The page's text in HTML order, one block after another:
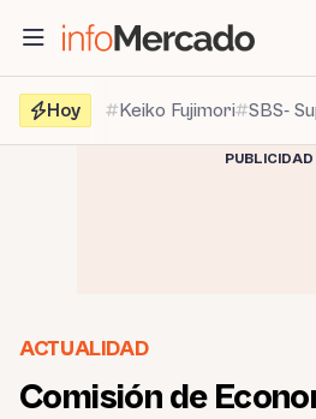
contenido
Hoy
Keiko Fujimori SBS-
PUBLICIDAD
ACTUALIDAD
Comisión de